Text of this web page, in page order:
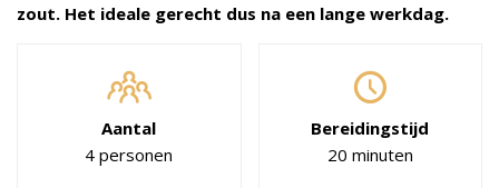
zout. Het ideale gerecht dus na een lange werkdag.
Aantal
4 personen
Bereidingstijd
20 minuten